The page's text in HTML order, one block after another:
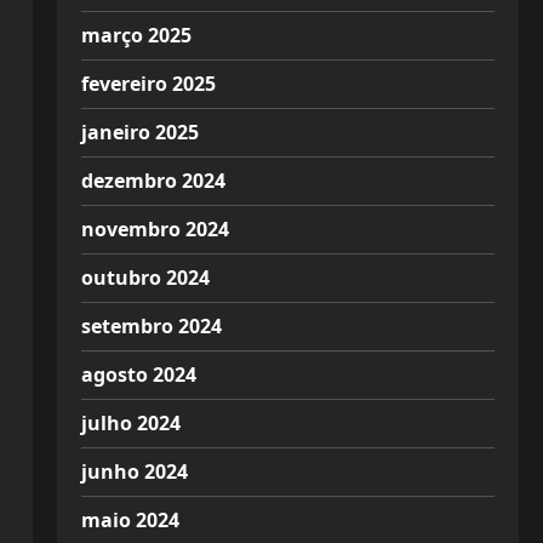
março 2025
fevereiro 2025
janeiro 2025
dezembro 2024
novembro 2024
outubro 2024
setembro 2024
agosto 2024
julho 2024
junho 2024
maio 2024